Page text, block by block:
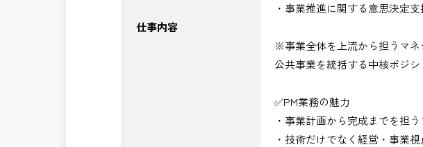
・設計コンサルティング業務（数量算出、図面の修正など）
・河川巡視支援業務
・道路許認可審査・適正化指導業務
・建設プロジェクト・マネジメント業務
※応募書類等の送付方法につきましては、基本的にＥメールで送
仕事内容
・事業推進に関する意思決定
※事業全体を上流から担うマネ
公共事業を統括する中核ポジ
✅PM業務の魅力
・事業計画から完成までを担
・技術だけでなく経営・事業